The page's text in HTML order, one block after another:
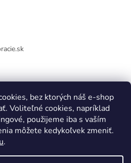
bez ktorých náš e-shop
Voliteľné cookies, napríklad
použijeme iba s vaším
môžete kedykoľvek zmeniť.
.